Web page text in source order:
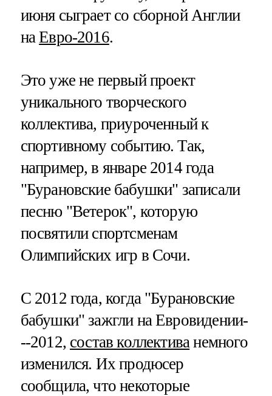
июня сыграет со сборной Англии
наЕвро-2016.
Это уже не первый проект
уникального творческого
коллектива, приуроченный к
спортивному событию. Так,
например, в январе 2014 года
"Бурановские бабушки" записали
песню "Ветерок", которую
посвятили спортсменам
Олимпийских игр в Сочи.
С 2012 года, когда "Бурановские
бабушки" зажгли на Евровидении-
--2012, состав коллективанемного
изменился. Их продюсер
сообщила, что некоторые